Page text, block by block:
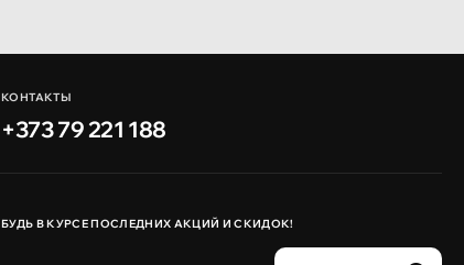
КОНТАКТЫ
+373 79 221 188
БУДЬ В КУРСЕ ПОСЛЕДНИХ АКЦИЙ И СКИДОК!